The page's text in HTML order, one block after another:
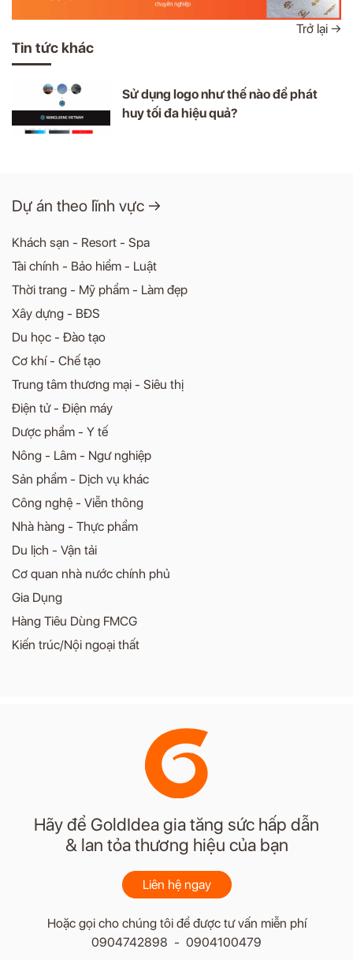
Trở lại →
Tin tức khác
Sử dụng logo như thế nào để phát
huy tối đa hiệu quả?
Dự án theo lĩnh vực →
Khách sạn - Resort - Spa
Tài chính - Bảo hiểm - Luật
Thời trang - Mỹ phẩm - Làm đẹp
Xây dựng - BĐS
Du học - Đào tạo
Cơ khí - Chế tạo
Trung tâm thương mại - Siêu thị
Điện tử - Điện máy
Dược phẩm - Y tế
Nông - Lâm - Ngư nghiệp
Sản phẩm - Dịch vụ khác
Công nghệ - Viễn thông
Nhà hàng - Thực phẩm
Du lịch - Vận tải
Cơ quan nhà nước chính phủ
Gia Dụng
Hàng Tiêu Dùng FMCG
Kiến trúc/Nội ngoại thất
Hãy để GoldIdea gia tăng sức hấp dẫn
& lan tỏa thương hiệu của bạn
Liên hệ ngay
Hoặc gọi cho chúng tôi để được tư vấn miễn phí
0904742898 - 0904100479